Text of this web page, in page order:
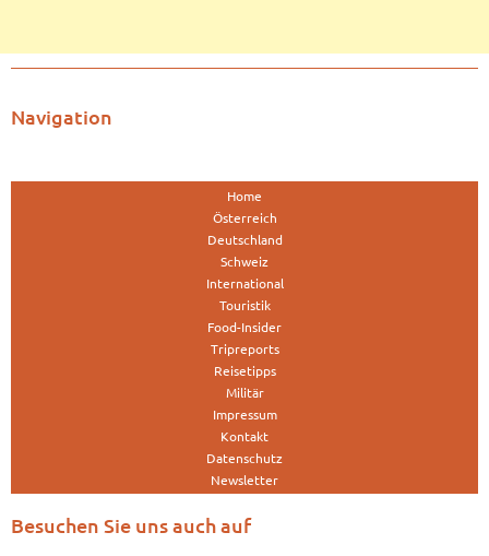
Navigation
Home
Österreich
Deutschland
Schweiz
International
Touristik
Food-Insider
Tripreports
Reisetipps
Militär
Impressum
Kontakt
Datenschutz
Newsletter
Besuchen Sie uns auch auf